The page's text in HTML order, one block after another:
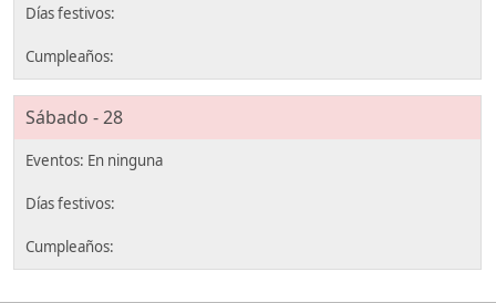
Sábado - 28